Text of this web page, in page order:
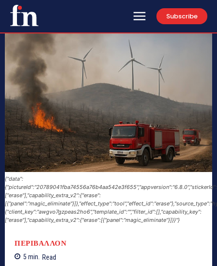
Subscribe
{"data":
["erase"],"capability_extra_v2":{"erase":
{"client_key":"awgvo7gzpeas2ho6","template_id":"","filter_id":[],"capability_key":
["erase"],"capability_extra_v2":{"erase":[{"panel":"magic_eliminate"}]}}"}
ΠΕΡΙΒΑΛΛΟΝ
5 min. Read